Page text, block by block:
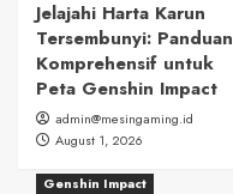
Jelajahi Harta Karun
Tersembunyi: Panduan
Komprehensif untuk
Peta Genshin Impact
admin@mesingaming.id
August 1, 2026
Genshin Impact